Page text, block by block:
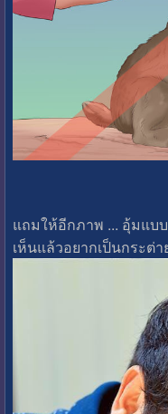
แถมให้อีกภาพ ... อุ้มแบ
เห็นแล้วอยากเป็นกระต่